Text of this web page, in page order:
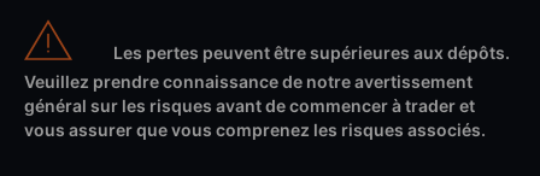
Les pertes peuvent être supérieures aux dépôts.
Veuillez prendre connaissance de notre avertissement
général sur les risques avant de commencer à trader et
vous assurer que vous comprenez les risques associés.